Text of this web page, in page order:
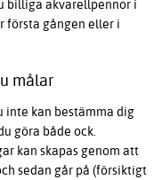
billiga akvarellpennor i
första gången eller i
målar
inte kan bestämma dig
göra både ock.
kan skapas genom att
sedan går på (försiktigt